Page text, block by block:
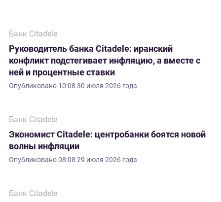
Банк Citadele
Руководитель банка Citadele: иранский
конфликт подстегивает инфляцию, а вместе с
ней и процентные ставки
Опубликовано 10:08 30 июля 2026 года
Банк Citadele
Экономист Citadele: центробанки боятся новой
волны инфляции
Опубликовано08:08 29 июля 2026 года
Банк Citadele